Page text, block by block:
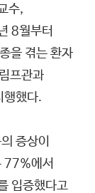
수,
8월부터
을 겪는 환자
프관과
행했다.
증상이
77%에서
입증했다고